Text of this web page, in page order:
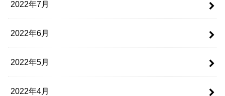
2022年7月
2022年6月
2022年5月
2022年4月